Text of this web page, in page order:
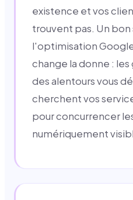
existence et vos
trouvent pas. Un bon
l'optimisation
change la donne :
des alentours vous
cherchent vos
pour concurrencer
numériquement